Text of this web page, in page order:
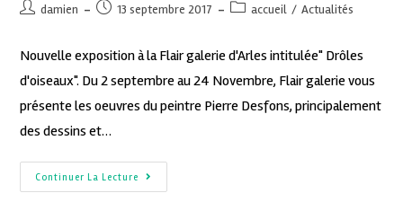
damien 13 septembre 2017 accueil / Actualités
Nouvelle exposition à la Flair galerie d'Arles intitulée" Drôles
d'oiseaux". Du 2 septembre au 24 Novembre, Flair galerie vous
présente les oeuvres du peintre Pierre Desfons, principalement
des dessins et…
Continuer La Lecture